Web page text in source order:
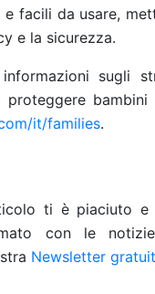
e facili da usare,
e la sicurezza.
sugli
bambini
it/families.
ti è piaciuto e
con le
Newsletter